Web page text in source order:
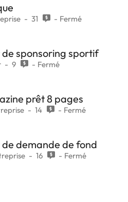
31 Fermé
sponsoring sportif
9 Fermé
prêt 8 pages
14 Fermé
demande de fond
16 Fermé